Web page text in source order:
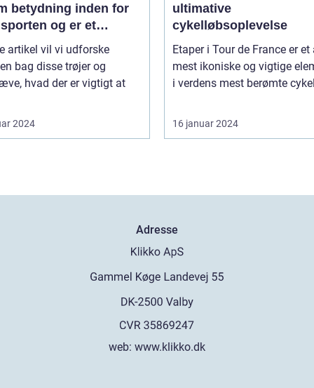
betydning inden for
og er et
på repræsentation
for de
ryttere
artikel vil vi udforske
bag disse trøjer og
hvad der er vigtigt at
2024
ultimative
cykelløbsoplevelse
Etaper i Tour de France er et
mest ikoniske og vigtige
i verdens mest berømte
16 januar 2024
Adresse
web: www.klikko.dk